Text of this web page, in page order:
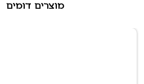
מוצרים דומים